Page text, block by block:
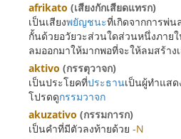
afrikato (เสียงกักเสียดแทรก)
เป็นเสียงพยัญชนะที่เกิดจากการพ่
กั้นด้วยอวัยวะส่วนใดส่วนหนึ่งภาย
ลมออกมาให้มากพอที่จะให้ลมสร้าง
aktivo (กรรตุวาจก)
เป็นประโยคที่ประธานเป็นผู้ทำแสด
โปรดดูกรรมวาจก
akuzativo (กรรมการก)
เป็นคำที่มีตัวลงท้ายด้วย -N